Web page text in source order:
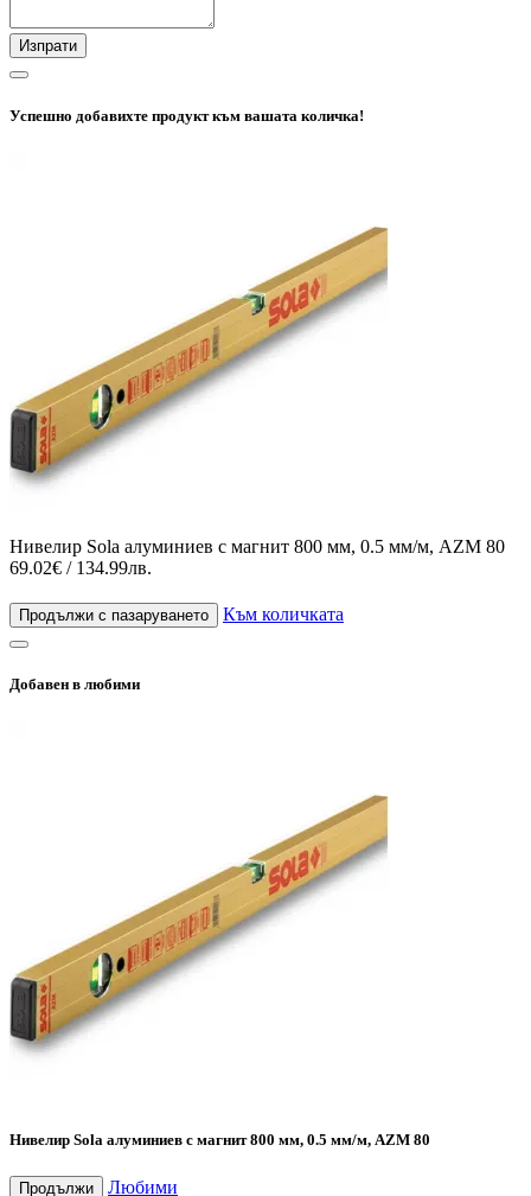
Изпрати
Успешно добавихте продукт към вашата количка!
Нивелир Sola алуминиев с магнит 800 мм, 0.5 мм/м, AZM 80
69.02€ / 134.99лв.
Продължи с пазаруването Към количката
Добавен в любими
Нивелир Sola алуминиев с магнит 800 мм, 0.5 мм/м, AZM 80
Продължи Любими